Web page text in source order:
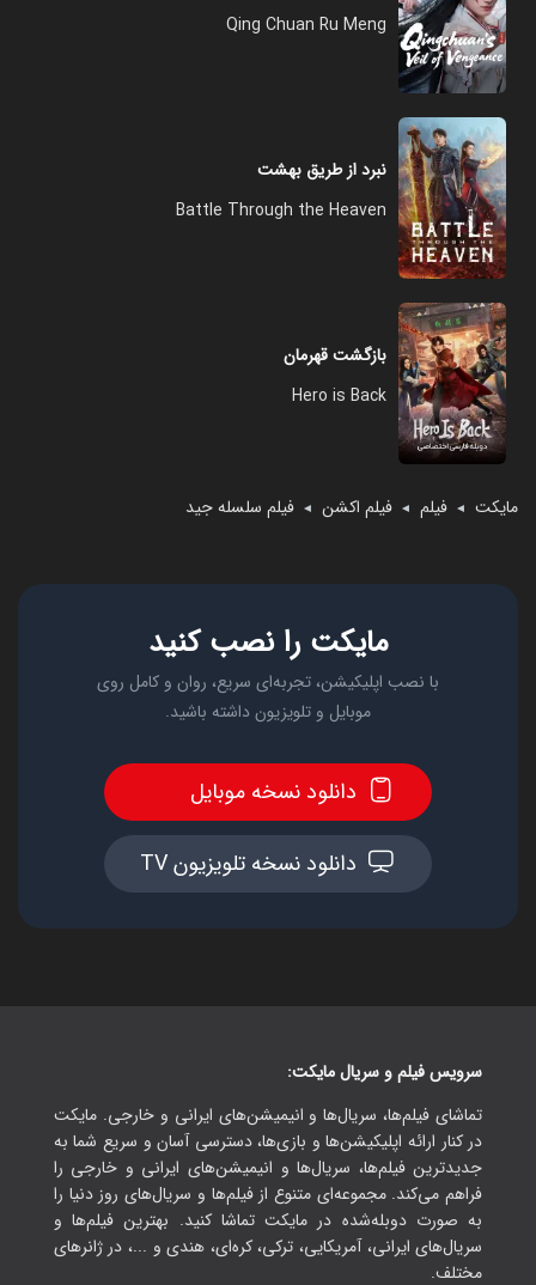
مایکت ◄ فیلم ◄ فیلم اکشن ◄ فیلم سلسله جید
Qing Chuan Ru Meng
نبرد از طریق بهشت
Battle Through the Heaven
بازگشت قهرمان
Hero is Back
مایکت را نصب کنید
با نصب اپلیکیشن، تجربه‌ای سریع، روان و کامل روی
موبایل و تلویزیون داشته باشید.
دانلود نسخه موبایل
دانلود نسخه تلویزیون TV
سرویس فیلم و سریال مایکت:
تماشای فیلم‌ها، سریال‌ها و انیمیشن‌های ایرانی و خارجی. مایکت
در کنار ارائه اپلیکیشن‌ها و بازی‌ها، دسترسی آسان و سریع شما به
جدیدترین فیلم‌ها، سریال‌ها و انیمیشن‌های ایرانی و خارجی را
فراهم می‌کند. مجموعه‌ای متنوع از فیلم‌ها و سریال‌های روز دنیا را
به صورت دوبله‌شده در مایکت تماشا کنید. بهترین فیلم‌ها و
سریال‌های ایرانی، آمریکایی، ترکی، کره‌ای، هندی و ...، در ژانرهای
مختلف.